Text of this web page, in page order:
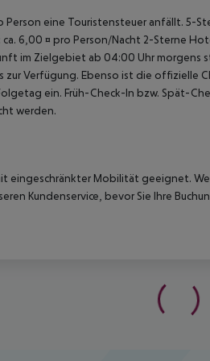
eine Touristensteuer anfällt. 5-
6,00 ¤ pro Person/Nacht 2-Sterne
im Zielgebiet ab 04:00 Uhr
Verfügung. Ebenso ist die offizielle
ein. Früh-Check-In bzw. Spät-
werden.
eingeschränkter Mobilität geeignet.
Kundenservice, bevor Sie Ihre